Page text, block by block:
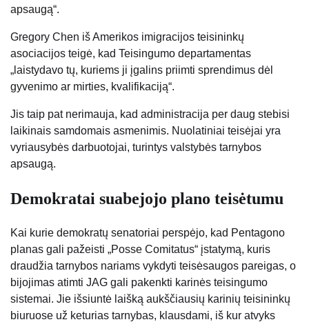
apsaugą“.
Gregory Chen iš Amerikos imigracijos teisininkų
asociacijos teigė, kad Teisingumo departamentas
„laistydavo tų, kuriems ji įgalins priimti sprendimus dėl
gyvenimo ar mirties, kvalifikaciją“.
Jis taip pat nerimauja, kad administracija per daug stebisi
laikinais samdomais asmenimis. Nuolatiniai teisėjai yra
vyriausybės darbuotojai, turintys valstybės tarnybos
apsaugą.
Demokratai suabejojo ​​plano teisėtumu
Kai kurie demokratų senatoriai perspėjo, kad Pentagono
planas gali pažeisti „Posse Comitatus“ įstatymą, kuris
draudžia tarnybos nariams vykdyti teisėsaugos pareigas, o
bijojimas atimti JAG gali pakenkti karinės teisingumo
sistemai. Jie išsiuntė laišką aukščiausių karinių teisininkų
biuruose už keturias tarnybas, klausdami, iš kur atvyks